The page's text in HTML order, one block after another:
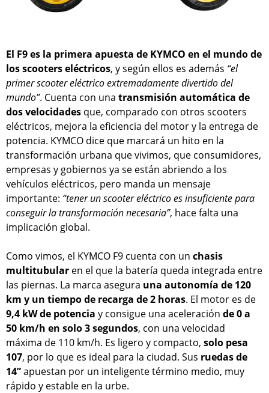
El F9 es la primera apuesta de KYMCO en el mundo de
los scooters eléctricos, y según ellos es además “el
primer scooter eléctrico extremadamente divertido del
mundo”. Cuenta con una transmisión automática de
dos velocidades que, comparado con otros scooters
eléctricos, mejora la eficiencia del motor y la entrega de
potencia. KYMCO dice que marcará un hito en la
transformación urbana que vivimos, que consumidores,
empresas y gobiernos ya se están abriendo a los
vehículos eléctricos, pero manda un mensaje
importante: “tener un scooter eléctrico es insuficiente para
conseguir la transformación necesaria”, hace falta una
implicación global.
Como vimos, el KYMCO F9 cuenta con un chasis
multitubular en el que la batería queda integrada entre
las piernas. La marca asegura una autonomía de 120
km y un tiempo de recarga de 2 horas. El motor es de
9,4 kW de potencia y consigue una aceleración de 0 a
50 km/h en solo 3 segundos, con una velocidad
máxima de 110 km/h. Es ligero y compacto, solo pesa
107, por lo que es ideal para la ciudad. Sus ruedas de
14”apuestan por un inteligente término medio, muy
rápido y estable en la urbe.